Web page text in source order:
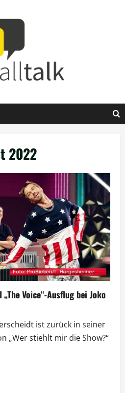
2022
Voice“-Ausflug bei Joko
ist zurück in seiner
„Wer stiehlt mir die Show?“